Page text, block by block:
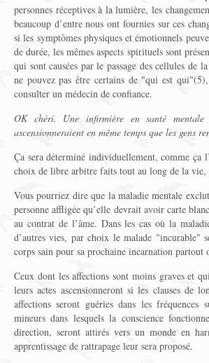
personnes réceptives à la lumière, les
beaucoup d’entre nous ont fournies sur ces
si les symptômes physiques et émotionnels
de durée, les mêmes aspects spirituels sont
qui sont causées par le passage des cellules de
ne pouvez pas être certains de "qui est
consulter un médecin de confiance.
OK chéri. Une infirmière en santé
ascensionneraient en même temps que les gens
Ça sera déterminé individuellement, comme ça
choix de libre arbitre faits tout au long de la
Vous pourriez dire que la maladie mentale
personne affligée qu’elle devrait avoir carte
au contrat de l’âme. Dans les cas où la
d’autres vies, par choix le malade "incurable"
corps sain pour sa prochaine incarnation
Ceux dont les affections sont moins graves et
leurs actes ascensionneront si les clauses de
affections seront guéries dans les fréquences
mineurs dans lesquels la conscience
direction, seront attirés vers un monde en
apprentissage de rattrapage leur sera proposé.